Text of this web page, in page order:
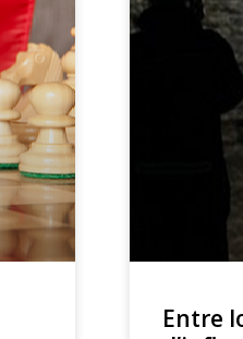
Entre